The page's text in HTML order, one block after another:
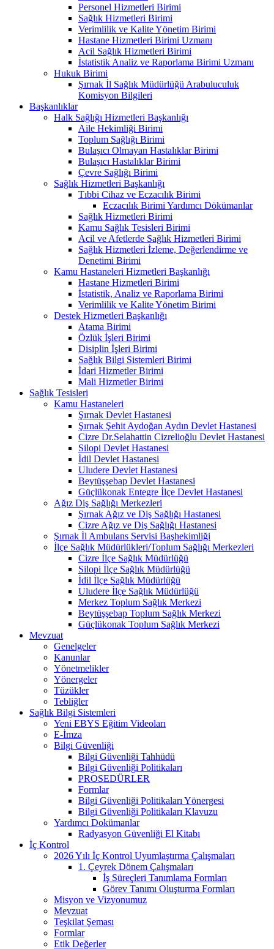
Personel Hizmetleri Birimi
Sağlık Hizmetleri Birimi
Verimlilik ve Kalite Yönetim Birimi
Hastane Hizmetleri Birimi Uzmanı
Acil Sağlık Hizmetleri Birimi
İstatistik Analiz ve Raporlama Birimi Uzmanı
Hukuk Birimi
Şırnak İl Sağlık Müdürlüğü Arabuluculuk
Komisyon Bilgileri
Başkanlıklar
Halk Sağlığı Hizmetleri Başkanlığı
Aile Hekimliği Birimi
Toplum Sağlığı Birimi
Bulaşıcı Olmayan Hastalıklar Birimi
Bulaşıcı Hastalıklar Birimi
Çevre Sağlığı Birimi
Sağlık Hizmetleri Başkanlığı
Tıbbi Cihaz ve Eczacılık Birimi
Eczacılık Birimi Yardımcı Dökümanlar
Sağlık Hizmetleri Birimi
Kamu Sağlık Tesisleri Birimi
Acil ve Afetlerde Sağlık Hizmetleri Birimi
Sağlık Hizmetleri İzleme, Değerlendirme ve
Denetimi Birimi
Kamu Hastaneleri Hizmetleri Başkanlığı
Hastane Hizmetleri Birimi
İstatistik, Analiz ve Raporlama Birimi
Verimlilik ve Kalite Yönetim Birimi
Destek Hizmetleri Başkanlığı
Atama Birimi
Özlük İşleri Birimi
Disiplin İşleri Birimi
Sağlık Bilgi Sistemleri Birimi
İdari Hizmetler Birimi
Mali Hizmetler Birimi
Sağlık Tesisleri
Kamu Hastaneleri
Şırnak Devlet Hastanesi
Şırnak Şehit Aydoğan Aydın Devlet Hastanesi
Cizre Dr.Selahattin Cizrelioğlu Devlet Hastanesi
Silopi Devlet Hastanesi
İdil Devlet Hastanesi
Uludere Devlet Hastanesi
Beytüşşebap Devlet Hastanesi
Güçlükonak Entegre İlçe Devlet Hastanesi
Ağız Diş Sağlığı Merkezleri
Şırnak Ağız ve Diş Sağlığı Hastanesi
Cizre Ağız ve Diş Sağlığı Hastanesi
Şırnak İl Ambulans Servisi Başhekimliği
İlçe Sağlık Müdürlükleri/Toplum Sağlığı Merkezleri
Cizre İlçe Sağlık Müdürlüğü
Silopi İlçe Sağlık Müdürlüğü
İdil İlçe Sağlık Müdürlüğü
Uludere İlçe Sağlık Müdürlüğü
Merkez Toplum Sağlık Merkezi
Beytüşşebap Toplum Sağlık Merkezi
Güçlükonak Toplum Sağlık Merkezi
Mevzuat
Genelgeler
Kanunlar
Yönetmelikler
Yönergeler
Tüzükler
Tebliğler
Sağlık Bilgi Sistemleri
Yeni EBYS Eğitim Videoları
E-İmza
Bilgi Güvenliği
Bilgi Güvenliği Tahhüdü
Bilgi Güvenliği Politikaları
PROSEDÜRLER
Formlar
Bilgi Güvenliği Politikaları Yönergesi
Bilgi Güvenliği Politikaları Klavuzu
Yardımcı Dokümanlar
Radyasyon Güvenliği El Kitabı
İç Kontrol
2026 Yılı İç Kontrol Uyumlaştırma Çalışmaları
1. Çeyrek Dönem Çalışmaları
İş Süreçleri Tanımlama Formları
Görev Tanımı Oluşturma Formları
Misyon ve Vizyonumuz
Mevzuat
Teşkilat Şeması
Formlar
Etik Değerler